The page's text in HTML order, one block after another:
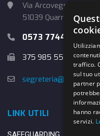
Via Arcoveggio, 4
51039 Quarrata (PT)
0573 774457
375 985 5526
LINK UTILI
traffico.
sul tuo
partner
hanno
servizi.